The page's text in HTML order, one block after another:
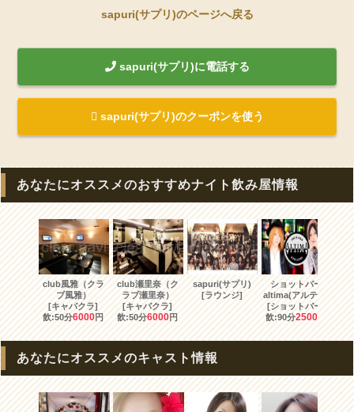
sapuri(サプリ)のページへ戻る
sapuri(サプリ)に電話する
sapuri(サプリ)のクーポンを使う
あなたにオススメのおすすめナイト飲み屋情報
club風雅（クラ
ブ風雅）
[キャバクラ]
飲:50分6000円
club瀬里奈（ク
ラブ瀬里奈）
[キャバクラ]
飲:50分6000円
sapuri(サプリ)
[ラウンジ]
ショットバー
altima(アルテマ)
[ショットバー]
飲:90分2500円
あなたにオススメのキャスト情報